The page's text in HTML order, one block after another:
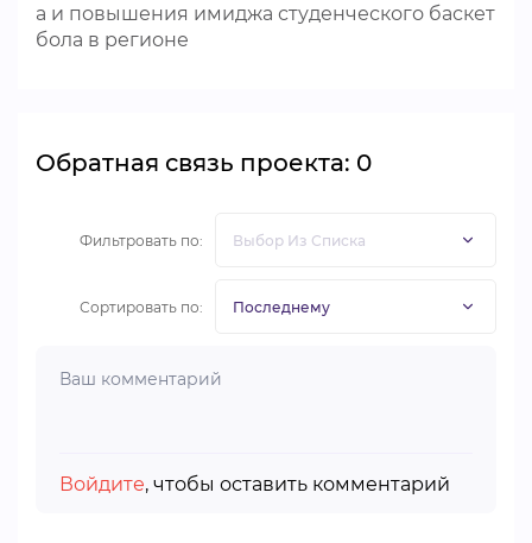
а и повышения имиджа студенческого баскет
бола в регионе
Обратная связь проекта: 0
Фильтровать по:
Сортировать по:
Войдите, чтобы оставить комментарий